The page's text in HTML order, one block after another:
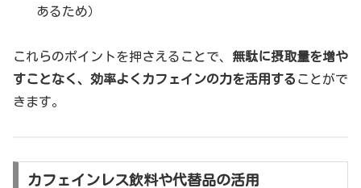
あるため）
これらのポイントを押さえることで、 無駄に摂取量を増や
すことなく、効率よくカフェインの力を活用する ことがで
きます。
カフェインレス飲料や代替品の活用